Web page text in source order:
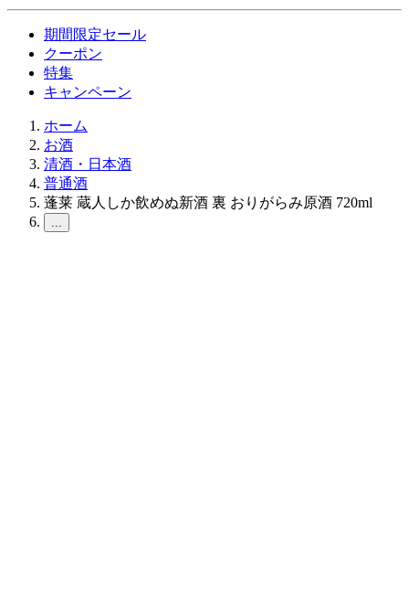
期間限定セール
クーポン
特集
キャンペーン
ホーム
お酒
清酒・日本酒
普通酒
蓬莱 蔵人しか飲めぬ新酒 裏 おりがらみ原酒 720ml
...